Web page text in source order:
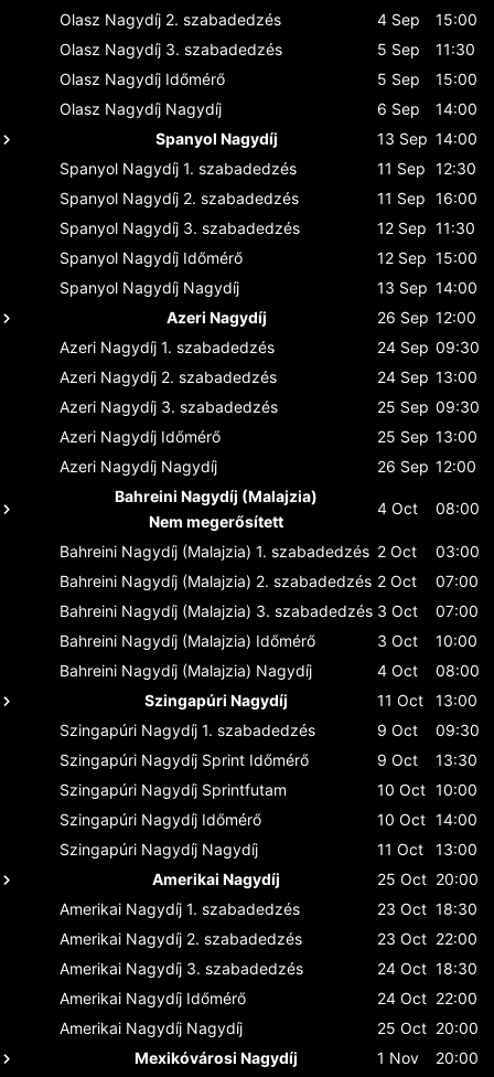
Olasz Nagydíj 2. szabadedzés 4 Sep
15:00
Olasz Nagydíj 3. szabadedzés 5 Sep
11:30
Olasz Nagydíj Időmérő 5 Sep
15:00
Olasz Nagydíj Nagydíj 6 Sep
14:00
Spanyol Nagydíj
13 Sep 14:00
Spanyol Nagydíj 1. szabadedzés 11 Sep 12:30
Spanyol Nagydíj 2. szabadedzés 11 Sep 16:00
Spanyol Nagydíj 3. szabadedzés 12 Sep 11:30
Spanyol Nagydíj Időmérő 12 Sep 15:00
Spanyol Nagydíj Nagydíj 13 Sep 14:00
Azeri Nagydíj
26 Sep 12:00
Azeri Nagydíj 1. szabadedzés 24 Sep 09:30
Azeri Nagydíj 2. szabadedzés 24 Sep 13:00
Azeri Nagydíj 3. szabadedzés 25 Sep 09:30
Azeri Nagydíj Időmérő 25 Sep 13:00
Azeri Nagydíj Nagydíj 26 Sep 12:00
Bahreini Nagydíj (Malajzia)
Nem megerősített
4 Oct 08:00
Bahreini Nagydíj (Malajzia) 1. szabadedzés 2 Oct
03:00
Bahreini Nagydíj (Malajzia) 2. szabadedzés 2 Oct
07:00
Bahreini Nagydíj (Malajzia) 3. szabadedzés 3 Oct
07:00
Bahreini Nagydíj (Malajzia) Időmérő 3 Oct
10:00
Bahreini Nagydíj (Malajzia) Nagydíj 4 Oct
08:00
Szingapúri Nagydíj
11 Oct
13:00
Szingapúri Nagydíj 1. szabadedzés 9 Oct
09:30
Szingapúri Nagydíj Sprint Időmérő 9 Oct
13:30
Szingapúri Nagydíj Sprintfutam 10 Oct 10:00
Szingapúri Nagydíj Időmérő 10 Oct 14:00
Szingapúri Nagydíj Nagydíj 11 Oct
13:00
Amerikai Nagydíj
25 Oct 20:00
Amerikai Nagydíj 1. szabadedzés 23 Oct 18:30
Amerikai Nagydíj 2. szabadedzés 23 Oct 22:00
Amerikai Nagydíj 3. szabadedzés 24 Oct 18:30
Amerikai Nagydíj Időmérő 24 Oct 22:00
Amerikai Nagydíj Nagydíj 25 Oct 20:00
Mexikóvárosi Nagydíj
1 Nov 20:00